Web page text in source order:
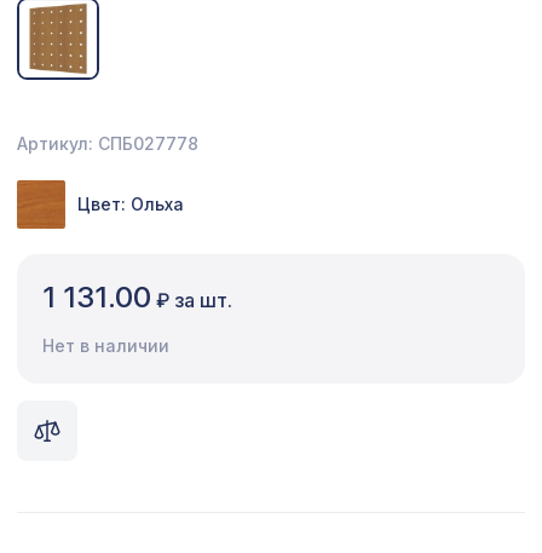
Интерьерный МДФ
Межкомнатные арки
Перфорированные панели
Плинтусы
Сопутствующие товары
Цветной багет
Экраны для радиаторов
Артикул: СПБ027778
Цвет: Ольха
1 131.00 ₽ за шт.
Нет в наличии